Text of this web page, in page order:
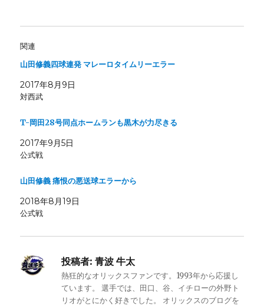
関連
山田修義四球連発 マレーロタイムリーエラー
2017年8月9日
対西武
T-岡田28号同点ホームランも黒木が力尽きる
2017年9月5日
公式戦
山田修義 痛恨の悪送球エラーから
2018年8月19日
公式戦
投稿者: 青波 牛太
熱狂的なオリックスファンです。1993年から応援し
ています。 選手では、田口、谷、イチローの外野ト
リオがとにかく好きでした。 オリックスのブログを